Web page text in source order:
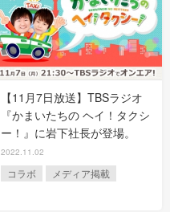
【11月7日放送】TBSラジオ
『かまいたちの ヘイ！タクシ
ー！』に岩下社長が登場。
2022.11.02
コラボ メディア掲載